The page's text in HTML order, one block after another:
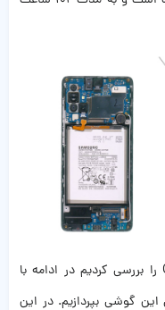
تا اینجا که سخت‌افزار گوشی Galaxy A71 را بررسی کردیم در ادامه با
گوشی بپردازیم. در این